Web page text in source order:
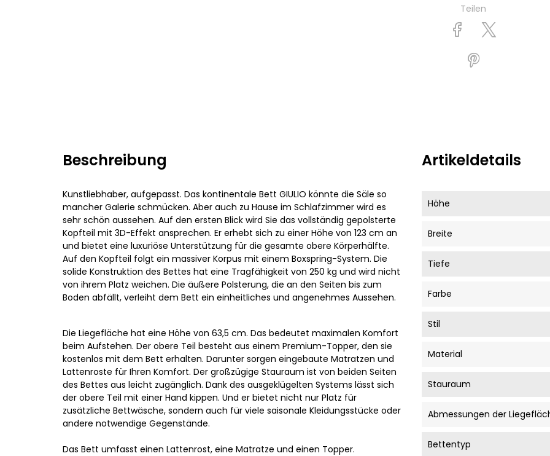
Teilen
Beschreibung
Kunstliebhaber, aufgepasst. Das kontinentale Bett GIULIO könnte die Säle so
mancher Galerie schmücken. Aber auch zu Hause im Schlafzimmer wird es
sehr schön aussehen. Auf den ersten Blick wird Sie das vollständig gepolsterte
Kopfteil mit 3D-Effekt ansprechen. Er erhebt sich zu einer Höhe von 123 cm an
und bietet eine luxuriöse Unterstützung für die gesamte obere Körperhälfte.
Auf den Kopfteil folgt ein massiver Korpus mit einem Boxspring-System. Die
solide Konstruktion des Bettes hat eine Tragfähigkeit von 250 kg und wird nicht
von ihrem Platz weichen. Die äußere Polsterung, die an den Seiten bis zum
Boden abfällt, verleiht dem Bett ein einheitliches und angenehmes Aussehen.
Die Liegefläche hat eine Höhe von 63,5 cm. Das bedeutet maximalen Komfort
beim Aufstehen. Der obere Teil besteht aus einem Premium-Topper, den sie
kostenlos mit dem Bett erhalten. Darunter sorgen eingebaute Matratzen und
Lattenroste für Ihren Komfort. Der großzügige Stauraum ist von beiden Seiten
des Bettes aus leicht zugänglich. Dank des ausgeklügelten Systems lässt sich
der obere Teil mit einer Hand kippen. Und er bietet nicht nur Platz für
zusätzliche Bettwäsche, sondern auch für viele saisonale Kleidungsstücke oder
andere notwendige Gegenstände.
Das Bett umfasst einen Lattenrost, eine Matratze und einen Topper.
Artikeldetails
Höhe
Breite
Tiefe
Farbe
Stil
Material
Stauraum
Abmessungen der
Bettentyp